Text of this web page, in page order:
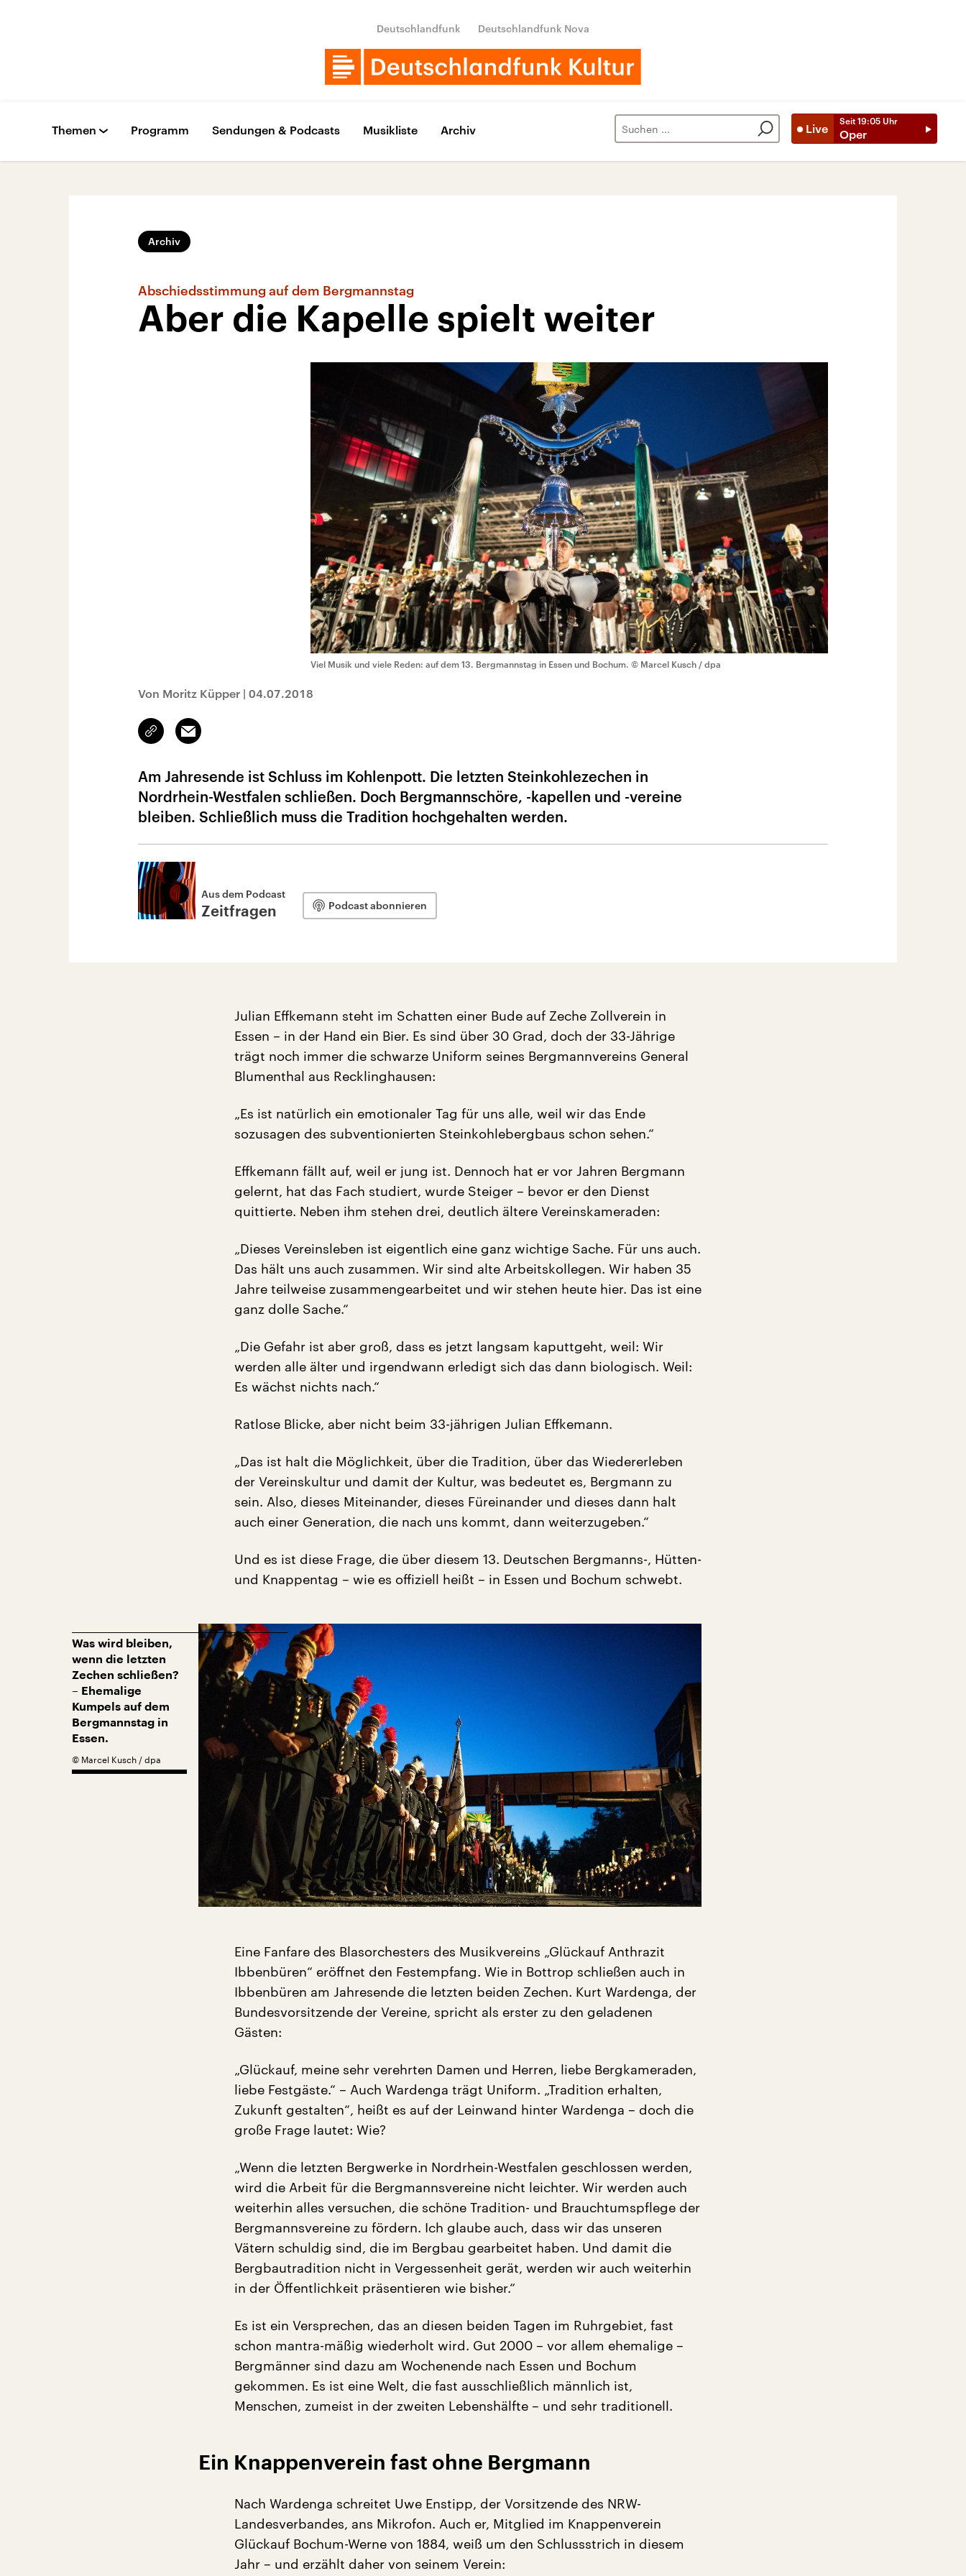
Deutschlandfunk Deutschlandfunk Nova
Live
Seit 19:05 Uhr
Oper
Themen Programm Sendungen & Podcasts Musikliste Archiv
Archiv
Abschiedsstimmung auf dem Bergmannstag
Aber die Kapelle spielt weiter
Viel Musik und viele Reden: auf dem 13. Bergmannstag in Essen und Bochum. © Marcel Kusch / dpa
Von Moritz Küpper | 04.07.2018
Link
kopieren/teilen
Email
Am Jahresende ist Schluss im Kohlenpott. Die letzten Steinkohlezechen in
Nordrhein-Westfalen schließen. Doch Bergmannschöre, -kapellen und -vereine
bleiben. Schließlich muss die Tradition hochgehalten werden.
Aus dem Podcast
Zeitfragen Podcast abonnieren
Julian Effkemann steht im Schatten einer Bude auf Zeche Zollverein in
Essen – in der Hand ein Bier. Es sind über 30 Grad, doch der 33-Jährige
trägt noch immer die schwarze Uniform seines Bergmannvereins General
Blumenthal aus Recklinghausen:
„Es ist natürlich ein emotionaler Tag für uns alle, weil wir das Ende
sozusagen des subventionierten Steinkohlebergbaus schon sehen.“
Effkemann fällt auf, weil er jung ist. Dennoch hat er vor Jahren Bergmann
gelernt, hat das Fach studiert, wurde Steiger – bevor er den Dienst
quittierte. Neben ihm stehen drei, deutlich ältere Vereinskameraden:
„Dieses Vereinsleben ist eigentlich eine ganz wichtige Sache. Für uns auch.
Das hält uns auch zusammen. Wir sind alte Arbeitskollegen. Wir haben 35
Jahre teilweise zusammengearbeitet und wir stehen heute hier. Das ist eine
ganz dolle Sache.“
„Die Gefahr ist aber groß, dass es jetzt langsam kaputtgeht, weil: Wir
werden alle älter und irgendwann erledigt sich das dann biologisch. Weil:
Es wächst nichts nach.“
Ratlose Blicke, aber nicht beim 33-jährigen Julian Effkemann.
„Das ist halt die Möglichkeit, über die Tradition, über das Wiedererleben
der Vereinskultur und damit der Kultur, was bedeutet es, Bergmann zu
sein. Also, dieses Miteinander, dieses Füreinander und dieses dann halt
auch einer Generation, die nach uns kommt, dann weiterzugeben.“
Und es ist diese Frage, die über diesem 13. Deutschen Bergmanns-, Hütten-
und Knappentag – wie es offiziell heißt – in Essen und Bochum schwebt.
Was wird bleiben,
wenn die letzten
Zechen schließen?
– Ehemalige
Kumpels auf dem
Bergmannstag in
Essen.
© Marcel Kusch / dpa
Eine Fanfare des Blasorchesters des Musikvereins „Glückauf Anthrazit
Ibbenbüren“ eröffnet den Festempfang. Wie in Bottrop schließen auch in
Ibbenbüren am Jahresende die letzten beiden Zechen. Kurt Wardenga, der
Bundesvorsitzende der Vereine, spricht als erster zu den geladenen
Gästen:
„Glückauf, meine sehr verehrten Damen und Herren, liebe Bergkameraden,
liebe Festgäste.“ – Auch Wardenga trägt Uniform. „Tradition erhalten,
Zukunft gestalten“, heißt es auf der Leinwand hinter Wardenga – doch die
große Frage lautet: Wie?
„Wenn die letzten Bergwerke in Nordrhein-Westfalen geschlossen werden,
wird die Arbeit für die Bergmannsvereine nicht leichter. Wir werden auch
weiterhin alles versuchen, die schöne Tradition- und Brauchtumspflege der
Bergmannsvereine zu fördern. Ich glaube auch, dass wir das unseren
Vätern schuldig sind, die im Bergbau gearbeitet haben. Und damit die
Bergbautradition nicht in Vergessenheit gerät, werden wir auch weiterhin
in der Öffentlichkeit präsentieren wie bisher.“
Es ist ein Versprechen, das an diesen beiden Tagen im Ruhrgebiet, fast
schon mantra-mäßig wiederholt wird. Gut 2000 – vor allem ehemalige –
Bergmänner sind dazu am Wochenende nach Essen und Bochum
gekommen. Es ist eine Welt, die fast ausschließlich männlich ist,
Menschen, zumeist in der zweiten Lebenshälfte – und sehr traditionell.
Ein Knappenverein fast ohne Bergmann
Nach Wardenga schreitet Uwe Enstipp, der Vorsitzende des NRW-
Landesverbandes, ans Mikrofon. Auch er, Mitglied im Knappenverein
Glückauf Bochum-Werne von 1884, weiß um den Schlussstrich in diesem
Jahr – und erzählt daher von seinem Verein: